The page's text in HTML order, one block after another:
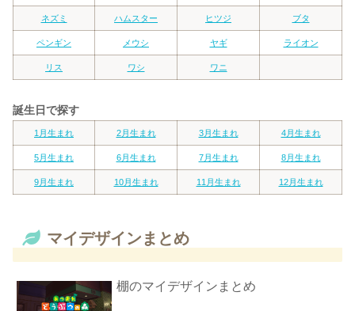
ネズミ ハムスター ヒツジ ブタ
ペンギン メウシ ヤギ ライオン
リス ワシ ワニ
誕生日で探す
1月生まれ 2月生まれ 3月生まれ 4月生まれ
5月生まれ 6月生まれ 7月生まれ 8月生まれ
9月生まれ 10月生まれ 11月生まれ 12月生まれ
マイデザインまとめ
棚のマイデザインまとめ